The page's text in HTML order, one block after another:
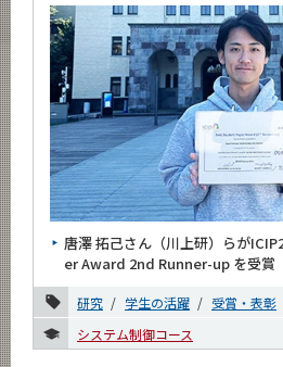
唐澤 拓己さん（川上研）らが
er Award 2nd Runner-up を受賞
研究 学生の活躍
受賞・表彰
システム制御コース
教員・研究室
Faculty and Laboratories
未来
Future
入学案内
Admissions
システム制御系 News
News
News 一覧
カテゴリ別
課程別